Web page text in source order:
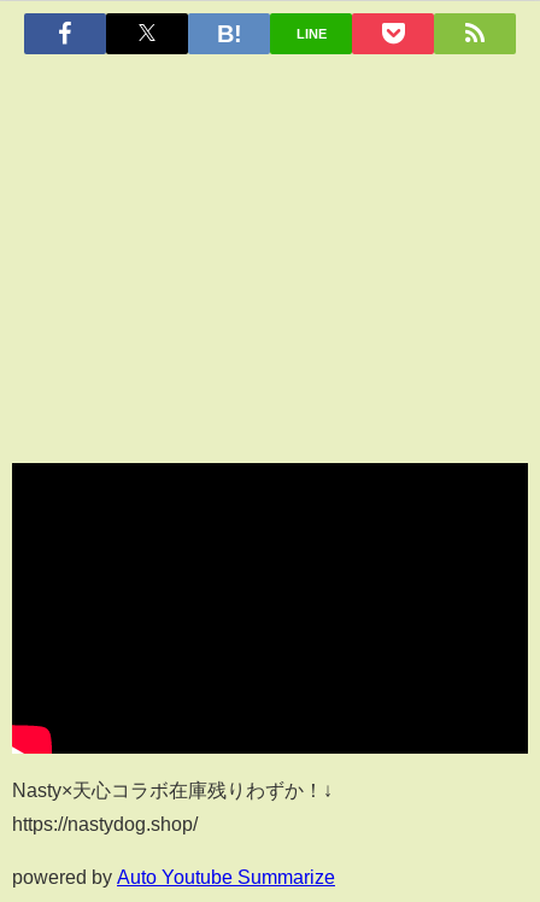
LINE
Nasty×天心コラボ在庫残りわずか！↓
https://nastydog.shop/
powered by Auto Youtube Summarize